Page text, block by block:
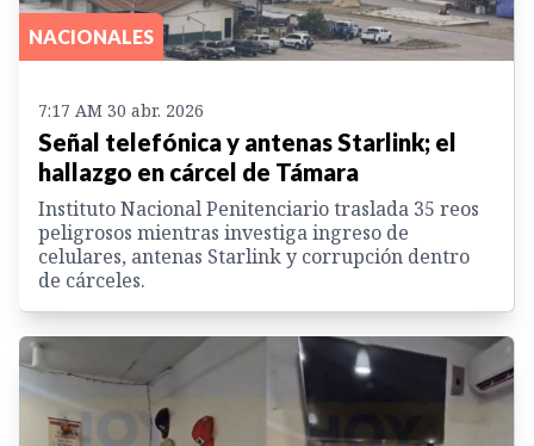
NACIONALES
7:17 AM 30 abr. 2026
Señal telefónica y antenas Starlink; el
hallazgo en cárcel de Támara
Instituto Nacional Penitenciario traslada 35 reos
peligrosos mientras investiga ingreso de
celulares, antenas Starlink y corrupción dentro
de cárceles.